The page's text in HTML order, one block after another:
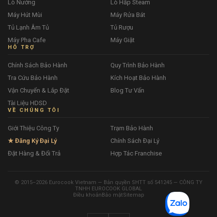
Lò Nướng
Lò Hấp Steam
Máy Hút Mùi
Máy Rửa Bát
Tủ Lạnh Âm Tủ
Tủ Rượu
Máy Pha Cafe
Máy Giặt
HỖ TRỢ
Chính Sách Bảo Hành
Quy Trình Bảo Hành
Tra Cứu Bảo Hành
Kích Hoạt Bảo Hành
Vận Chuyển & Lắp Đặt
Blog Tư Vấn
Tài Liệu HDSD
VỀ CHÚNG TÔI
Giới Thiệu Công Ty
Trạm Bảo Hành
★ Đăng Ký Đại Lý
Chính Sách Đại Lý
Đặt Hàng & Đổi Trả
Hợp Tác Franchise
© 2015–2026 Eurocook Vietnam — Bản quyền SHTT số 541245 — CÔNG TY
TNHH EUROCOOK GLOBAL
Điều khoảnBảo mậtSitemap